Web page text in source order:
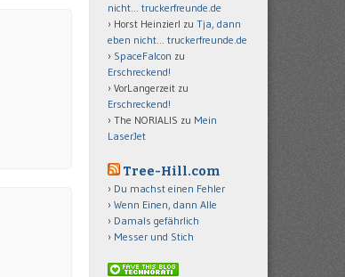
nicht… truckerfreunde.de
Horst Heinzierl zu Tja, dann
eben nicht… truckerfreunde.de
SpaceFalcon zu
Erschreckend!
VorLangerzeit zu
Erschreckend!
The NORIALIS zu Mein
LaserJet
Tree-Hill.com
Du machst einen Fehler
Wenn Einen, dann Alle
Damals gefährlich
Messer und Stich